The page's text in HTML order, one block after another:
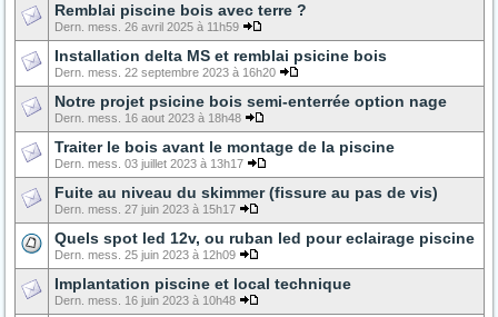
Remblai piscine bois avec terre ?
Dern. mess. 26 avril 2025 à 11h59
Installation delta MS et remblai psicine bois
Dern. mess. 22 septembre 2023 à 16h20
Notre projet psicine bois semi-enterrée option nage
Dern. mess. 16 aout 2023 à 18h48
Traiter le bois avant le montage de la piscine
Dern. mess. 03 juillet 2023 à 13h17
Fuite au niveau du skimmer (fissure au pas de vis)
Dern. mess. 27 juin 2023 à 15h17
Quels spot led 12v, ou ruban led pour eclairage piscine
Dern. mess. 25 juin 2023 à 12h09
Implantation piscine et local technique
Dern. mess. 16 juin 2023 à 10h48